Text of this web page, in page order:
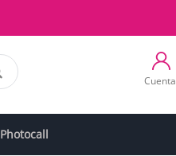
Cuenta
Photocall